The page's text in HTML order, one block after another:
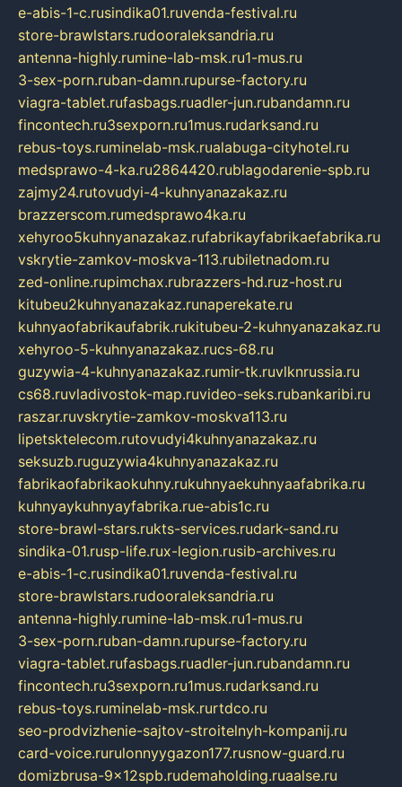
e-abis-1-c.rusindika01.ruvenda-festival.ru
store-brawlstars.rudooraleksandria.ru
antenna-highly.rumine-lab-msk.ru1-mus.ru
3-sex-porn.ruban-damn.rupurse-factory.ru
viagra-tablet.rufasbags.ruadler-jun.rubandamn.ru
fincontech.ru3sexporn.ru1mus.rudarksand.ru
rebus-toys.ruminelab-msk.rualabuga-cityhotel.ru
medsprawo-4-ka.ru2864420.rublagodarenie-spb.ru
zajmy24.rutovudyi-4-kuhnyanazakaz.ru
brazzerscom.rumedsprawo4ka.ru
xehyroo5kuhnyanazakaz.rufabrikayfabrikaefabrika.ru
vskrytie-zamkov-moskva-113.rubiletnadom.ru
zed-online.rupimchax.rubrazzers-hd.ruz-host.ru
kitubeu2kuhnyanazakaz.runaperekate.ru
kuhnyaofabrikaufabrik.rukitubeu-2-kuhnyanazakaz.ru
xehyroo-5-kuhnyanazakaz.rucs-68.ru
guzywia-4-kuhnyanazakaz.rumir-tk.ruvlknrussia.ru
cs68.ruvladivostok-map.ruvideo-seks.rubankaribi.ru
raszar.ruvskrytie-zamkov-moskva113.ru
lipetsktelecom.rutovudyi4kuhnyanazakaz.ru
seksuzb.ruguzywia4kuhnyanazakaz.ru
fabrikaofabrikaokuhny.rukuhnyaekuhnyaafabrika.ru
kuhnyaykuhnyayfabrika.rue-abis1c.ru
store-brawl-stars.rukts-services.rudark-sand.ru
sindika-01.rusp-life.rux-legion.rusib-archives.ru
e-abis-1-c.rusindika01.ruvenda-festival.ru
store-brawlstars.rudooraleksandria.ru
antenna-highly.rumine-lab-msk.ru1-mus.ru
3-sex-porn.ruban-damn.rupurse-factory.ru
viagra-tablet.rufasbags.ruadler-jun.rubandamn.ru
fincontech.ru3sexporn.ru1mus.rudarksand.ru
rebus-toys.ruminelab-msk.rurtdco.ru
seo-prodvizhenie-sajtov-stroitelnyh-kompanij.ru
card-voice.rurulonnyygazon177.rusnow-guard.ru
domizbrusa-9x12spb.rudemaholding.ruaalse.ru